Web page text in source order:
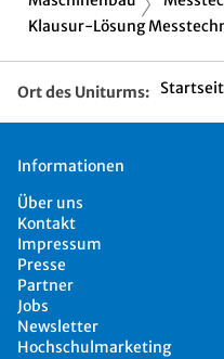
Klausur-Lösung
Ort des Uniturms:
Informationen
Über uns
Kontakt
Impressum
Presse
Partner
Jobs
Newsletter
Hochschulmarketing